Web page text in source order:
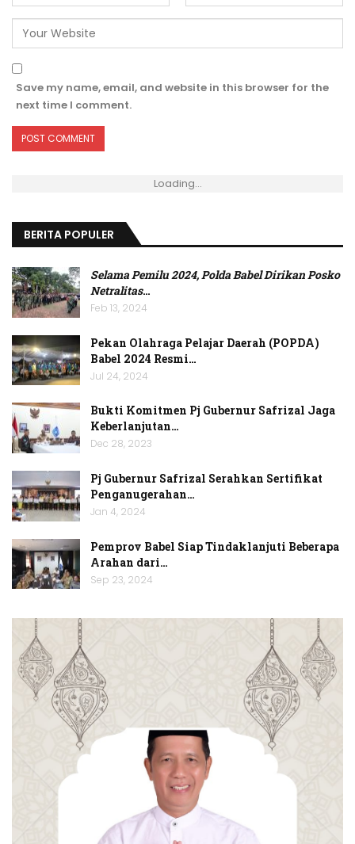
Save my name, email, and website in this browser for the
next time I comment.
Loading...
BERITA POPULER
Selama Pemilu 2024, Polda Babel Dirikan Posko
Netralitas…
Feb 13, 2024
Pekan Olahraga Pelajar Daerah (POPDA)
Babel 2024 Resmi…
Jul 24, 2024
Bukti Komitmen Pj Gubernur Safrizal Jaga
Keberlanjutan…
Dec 28, 2023
Pj Gubernur Safrizal Serahkan Sertifikat
Penganugerahan…
Jan 4, 2024
Pemprov Babel Siap Tindaklanjuti Beberapa
Arahan dari…
Sep 23, 2024